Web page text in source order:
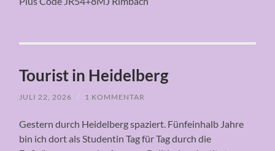
Tourist in Heidelberg
JULI 22, 2026 / 1 KOMMENTAR
Gestern durch Heidelberg spaziert. Fünfeinhalb Jahre
bin ich dort als Studentin Tag für Tag durch die